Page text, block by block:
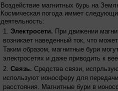
Воздействие магнитных бурь на
Космическая погода иммет
деятельность:
Электросети. При движении
возникает наведенный ток, что
Таким образом, магнитные бури
электросетях и даже приводить к
Связь. Средства связи,
используют ионосферу для
расстояния. Магнитные бури в